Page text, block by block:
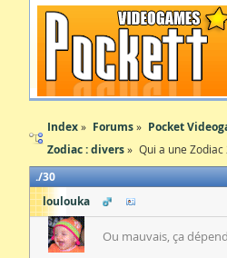
Index Forums
Pocket
Zodiac : divers
Qui a une Zodiac
30
loulouka
Ou mauvais, ça